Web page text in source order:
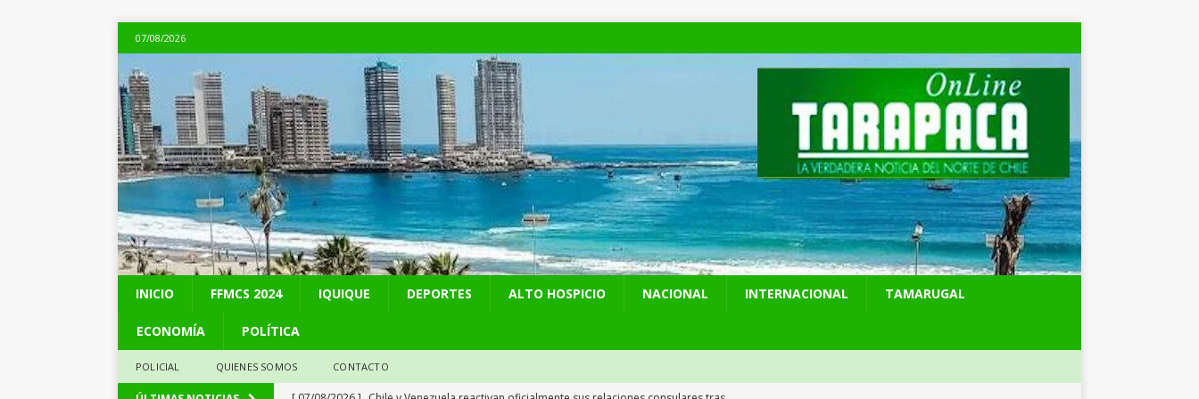
07/08/2026
INICIO FFMCS 2024 IQUIQUE DEPORTES ALTO HOSPICIO NACIONAL INTERNACIONAL TAMARUGAL
ECONOMÍA POLÍTICA
POLICIAL QUIENES SOMOS CONTACTO